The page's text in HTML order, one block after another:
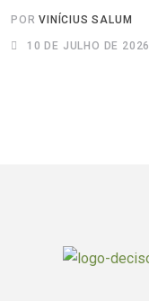
PORVINÍCIUS SALUM
10 DE JULHO DE 2026